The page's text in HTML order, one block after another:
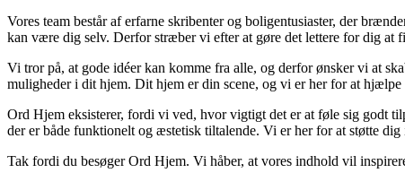
Vores team består af erfarne skribenter og boligentusiaster, der
kan være dig selv. Derfor stræber vi efter at gøre det lettere for dig at
Vi tror på, at gode idéer kan komme fra alle, og derfor ønsker vi at
muligheder i dit hjem. Dit hjem er din scene, og vi er her for at hjælpe
Ord Hjem eksisterer, fordi vi ved, hvor vigtigt det er at føle sig godt
der er både funktionelt og æstetisk tiltalende. Vi er her for at støtte
Tak fordi du besøger Ord Hjem. Vi håber, at vores indhold vil